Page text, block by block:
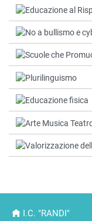
I.C. "RANDI"